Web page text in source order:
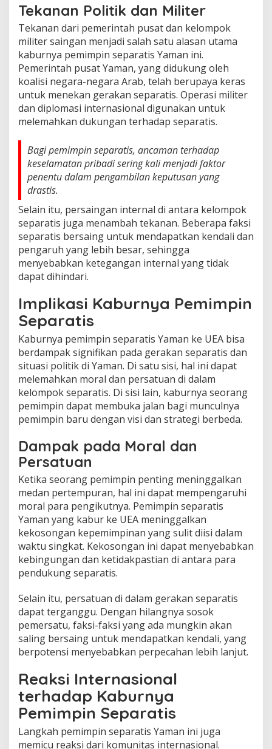
Tekanan Politik dan Militer
Tekanan dari pemerintah pusat dan kelompok
militer saingan menjadi salah satu alasan utama
kaburnya pemimpin separatis Yaman ini.
Pemerintah pusat Yaman, yang didukung oleh
koalisi negara-negara Arab, telah berupaya keras
untuk menekan gerakan separatis. Operasi militer
dan diplomasi internasional digunakan untuk
melemahkan dukungan terhadap separatis.
Bagi pemimpin separatis, ancaman terhadap
keselamatan pribadi sering kali menjadi faktor
penentu dalam pengambilan keputusan yang
drastis.
Selain itu, persaingan internal di antara kelompok
separatis juga menambah tekanan. Beberapa faksi
separatis bersaing untuk mendapatkan kendali dan
pengaruh yang lebih besar, sehingga
menyebabkan ketegangan internal yang tidak
dapat dihindari.
Implikasi Kaburnya Pemimpin
Separatis
Kaburnya pemimpin separatis Yaman ke UEA bisa
berdampak signifikan pada gerakan separatis dan
situasi politik di Yaman. Di satu sisi, hal ini dapat
melemahkan moral dan persatuan di dalam
kelompok separatis. Di sisi lain, kaburnya seorang
pemimpin dapat membuka jalan bagi munculnya
pemimpin baru dengan visi dan strategi berbeda.
Dampak pada Moral dan
Persatuan
Ketika seorang pemimpin penting meninggalkan
medan pertempuran, hal ini dapat mempengaruhi
moral para pengikutnya. Pemimpin separatis
Yaman yang kabur ke UEA meninggalkan
kekosongan kepemimpinan yang sulit diisi dalam
waktu singkat. Kekosongan ini dapat menyebabkan
kebingungan dan ketidakpastian di antara para
pendukung separatis.
Selain itu, persatuan di dalam gerakan separatis
dapat terganggu. Dengan hilangnya sosok
pemersatu, faksi-faksi yang ada mungkin akan
saling bersaing untuk mendapatkan kendali, yang
berpotensi menyebabkan perpecahan lebih lanjut.
Reaksi Internasional
terhadap Kaburnya
Pemimpin Separatis
Langkah pemimpin separatis Yaman ini juga
memicu reaksi dari komunitas internasional.